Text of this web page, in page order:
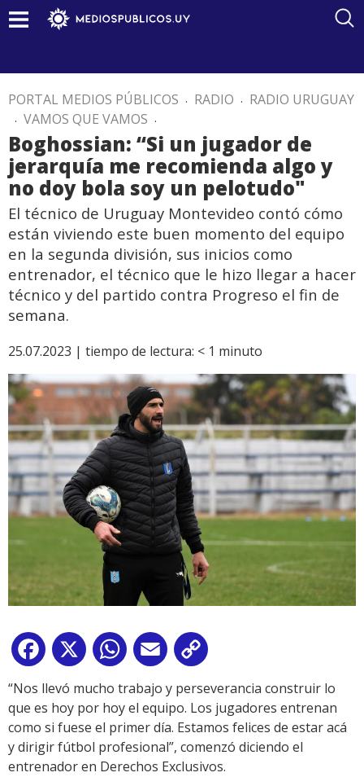
PORTAL MEDIOS PÚBLICOS . RADIO . RADIO URUGUAY
. VAMOS QUE VAMOS .
Boghossian: “Si un jugador de
jerarquía me recomienda algo y
no doy bola soy un pelotudo"
El técnico de Uruguay Montevideo contó cómo
están viviendo este buen momento del equipo
en la segunda división, sus inicios como
entrenador, el técnico que le hizo llegar a hacer
técnico y del partido contra Progreso el fin de
semana.
25.07.2023 | tiempo de lectura: < 1 minuto
Facebook
X WhatsApp
Email
Link
“Nos llevó mucho trabajo y perseverancia construir lo
que es hoy por hoy el equipo. Los jugadores entrenan
como si fuese el primer día. Estamos felices de estar acá
y dirigir fútbol profesional”, comenzó diciendo el
entrenador en Derechos Exclusivos.